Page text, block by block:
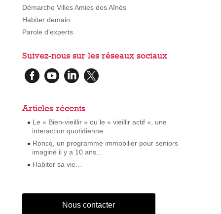
Démarche Villes Amies des Aînés
Habiter demain
Parole d'experts
Suivez-nous sur les réseaux sociaux
   
Articles récents
Le « Bien-vieillir » ou le « vieillir actif », une
interaction quotidienne
Roncq, un programme immobilier pour seniors
imaginé il y a 10 ans…
Habiter sa vie…
Nous contacter